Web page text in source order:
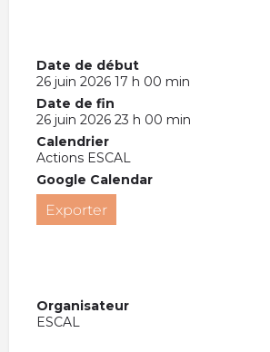
Date de début
26 juin 2026 17 h 00 min
Date de fin
26 juin 2026 23 h 00 min
Calendrier
Actions ESCAL
Google Calendar
Exporter
Organisateur
ESCAL